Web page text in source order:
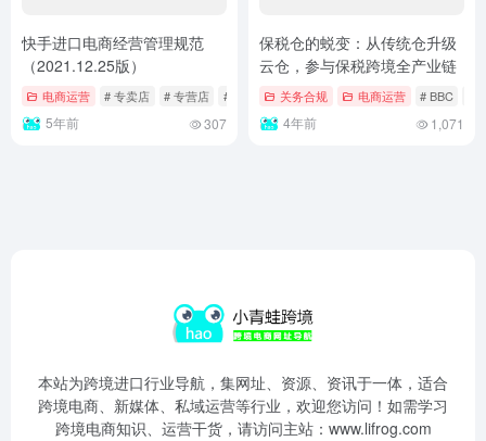
快手进口电商经营管理规范
（2021.12.25版）
电商运营 # 专卖店 # 专营店 # 境内代理人
5年前 307
保税仓的蜕变：从传统仓升级
云仓，参与保税跨境全产业链
关务合规 电商运营 # BBC
4年前 1,071
本站为跨境进口行业导航，集网址、资源、资讯于一体，适合
跨境电商、新媒体、私域运营等行业，欢迎您访问！如需学习
跨境电商知识、运营干货，请访问主站：www.lifrog.com